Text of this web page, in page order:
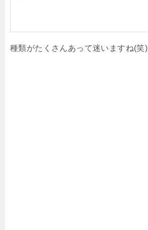
種類がたくさんあって迷いますね(笑)